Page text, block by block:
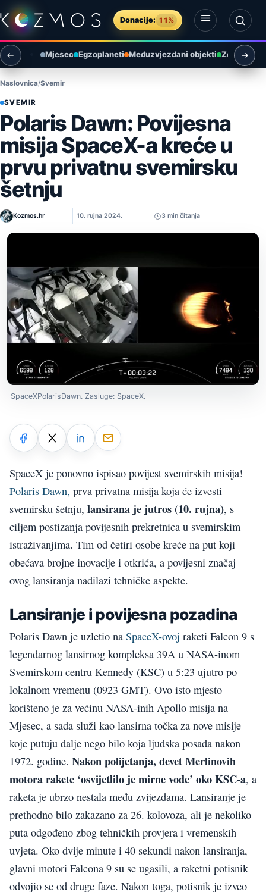
Preskoči na sadržaj
Donacije: 11%
Otvori izbornik
Otvori pretragu
Mjesec Egzoplaneti Međuzvjezdani objekti Zemlja i
Naslovnica Svemir
SVEMIR
Polaris Dawn: Povijesna
misija SpaceX-a kreće u
prvu privatnu svemirsku
šetnju
Kozmos.hr 10. rujna 2024. 3 min čitanja
SpaceXPolarisDawn. Zasluge: SpaceX.
SpaceX je ponovno ispisao povijest svemirskih misija!
Polaris Dawn, prva privatna misija koja će izvesti
svemirsku šetnju, lansirana je jutros (10. rujna), s
ciljem postizanja povijesnih prekretnica u svemirskim
istraživanjima. Tim od četiri osobe kreće na put koji
obećava brojne inovacije i otkrića, a povijesni značaj
ovog lansiranja nadilazi tehničke aspekte.
Lansiranje i povijesna pozadina
Polaris Dawn je uzletio na SpaceX-ovoj raketi Falcon 9 s
legendarnog lansirnog kompleksa 39A u NASA-inom
Svemirskom centru Kennedy (KSC) u 5:23 ujutro po
lokalnom vremenu (0923 GMT). Ovo isto mjesto
korišteno je za većinu NASA-inih Apollo misija na
Mjesec, a sada služi kao lansirna točka za nove misije
koje putuju dalje nego bilo koja ljudska posada nakon
1972. godine. Nakon polijetanja, devet Merlinovih
motora rakete ‘osvijetlilo je mirne vode’ oko KSC-a, a
raketa je ubrzo nestala među zvijezdama. Lansiranje je
prethodno bilo zakazano za 26. kolovoza, ali je nekoliko
puta odgođeno zbog tehničkih provjera i vremenskih
uvjeta. Oko dvije minute i 40 sekundi nakon lansiranja,
glavni motori Falcona 9 su se ugasili, a raketni potisnik
odvojio se od druge faze. Nakon toga, potisnik je izveo